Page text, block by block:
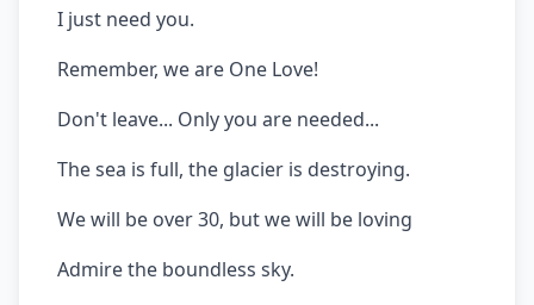
I just need you.
Remember, we are One Love!
Don't leave... Only you are needed...
The sea is full, the glacier is destroying.
We will be over 30, but we will be loving
Admire the boundless sky.